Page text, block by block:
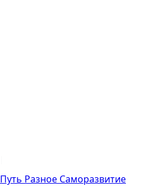
Путь Разное Саморазвитие